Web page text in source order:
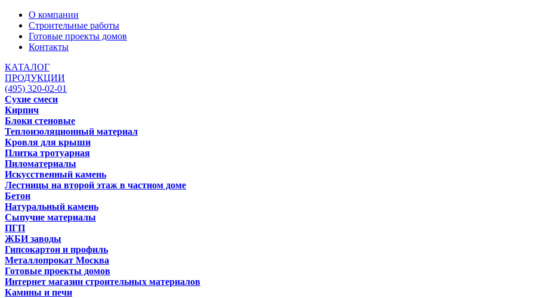
О компании
Строительные работы
Готовые проекты домов
Контакты
КАТАЛОГ
ПРОДУКЦИИ
(495) 320-02-01
Сухие смеси
Кирпич
Блоки стеновые
Теплоизоляционный материал
Кровля для крыши
Плитка тротуарная
Пиломатериалы
Искусственный камень
Лестницы на второй этаж в частном доме
Бетон
Натуральный камень
Сыпучие материалы
ПГП
ЖБИ заводы
Гипсокартон и профиль
Металлопрокат Москва
Готовые проекты домов
Интернет магазин строительных материалов
Камины и печи